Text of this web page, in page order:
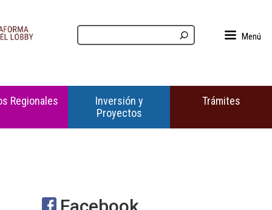
Menú
Regionales
Inversión y
Proyectos
Trámites